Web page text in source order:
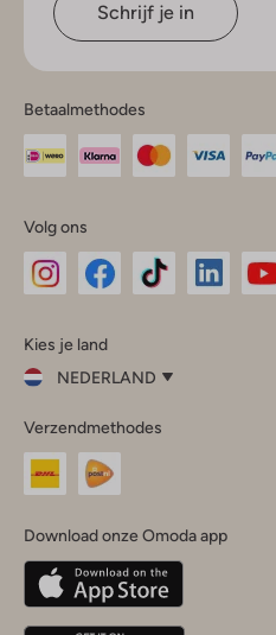
Schrijf je in
Betaalmethodes
Volg ons
InstagramFacebook
Kies je land
NEDERLAND
je
land
Nederland
Belgique(Français)
Deutschland
Verzendmethodes
Download onze Omoda app